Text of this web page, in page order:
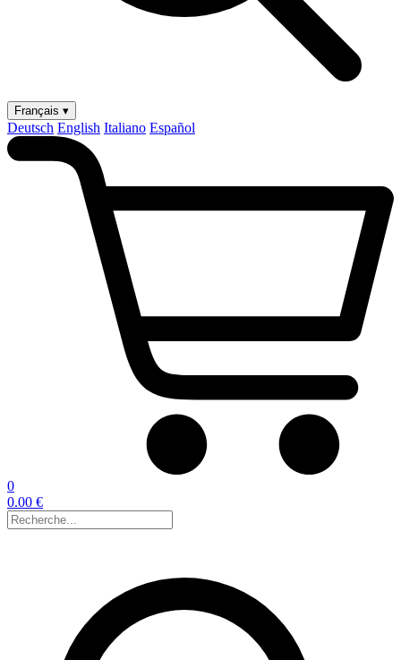
Français ▾
Deutsch English Italiano Español
0
0.00 €